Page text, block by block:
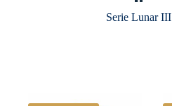
Serie Lunar III